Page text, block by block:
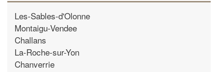
Les-Sables-d'Olonne
Montaigu-Vendee
Challans
La-Roche-sur-Yon
Chanverrie